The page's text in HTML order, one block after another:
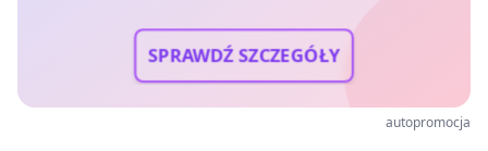
SPRAWDŹ SZCZEGÓŁY
autopromocja